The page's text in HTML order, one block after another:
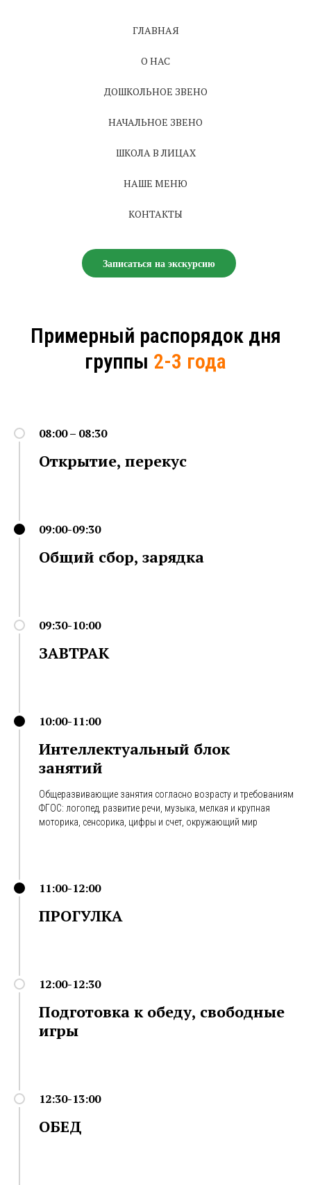
ГЛАВНАЯ
О НАС
ДОШКОЛЬНОЕ ЗВЕНО
НАЧАЛЬНОЕ ЗВЕНО
ШКОЛА В ЛИЦАХ
НАШЕ МЕНЮ
КОНТАКТЫ
Записаться на экскурсию
Примерный распорядок дня
группы 2-3 года
08:00 – 08:30
Открытие, перекус
09:00-09:30
Общий сбор, зарядка
09:30-10:00
ЗАВТРАК
10:00-11:00
Интеллектуальный блок
занятий
Общеразвивающие занятия согласно возрасту и требованиям
ФГОС: логопед, развитие речи, музыка, мелкая и крупная
моторика, сенсорика, цифры и счет, окружающий мир
11:00-12:00
ПРОГУЛКА
12:00-12:30
Подготовка к обеду, свободные
игры
12:30-13:00
ОБЕД